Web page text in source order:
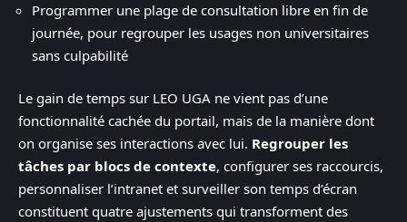
Programmer une plage de consultation libre en fin de
journée, pour regrouper les usages non universitaires
sans culpabilité
Le gain de temps sur LEO UGA ne vient pas d’une
fonctionnalité cachée du portail, mais de la manière dont
on organise ses interactions avec lui. Regrouper les
tâches par blocs de contexte, configurer ses raccourcis,
personnaliser l’intranet et surveiller son temps d’écran
constituent quatre ajustements qui transforment des